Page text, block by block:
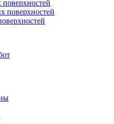
поверхностей